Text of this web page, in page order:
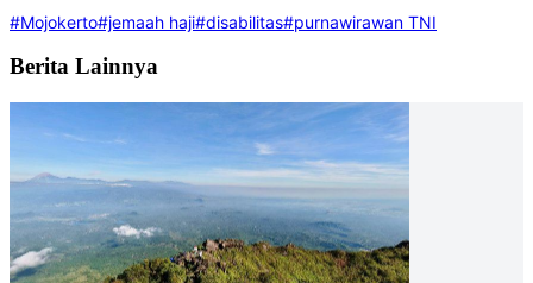
#Mojokerto#jemaah haji#disabilitas#purnawirawan TNI
Berita Lainnya